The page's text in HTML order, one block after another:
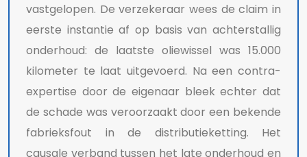
vastgelopen. De verzekeraar wees de claim in
eerste instantie af op basis van achterstallig
onderhoud: de laatste oliewissel was 15.000
kilometer te laat uitgevoerd. Na een contra-
expertise door de eigenaar bleek echter dat
de schade was veroorzaakt door een bekende
fabrieksfout in de distributieketting. Het
causale verband tussen het late onderhoud en